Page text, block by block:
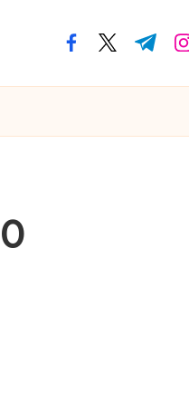
facebook.com
twitter.com
t.me